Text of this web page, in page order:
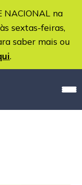
NACIONAL na
sextas-feiras,
saber mais ou
.